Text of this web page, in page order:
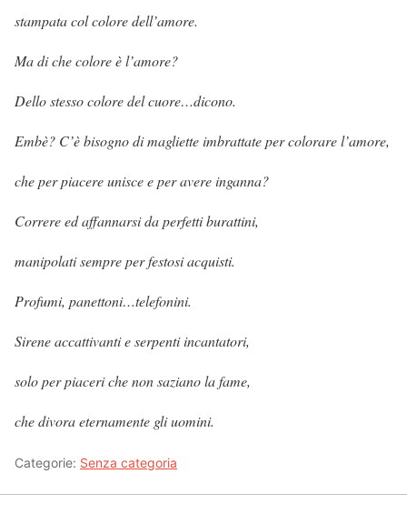
stampata col colore dell’amore.
Ma di che colore è l’amore?
Dello stesso colore del cuore…dicono.
Embè? C’è bisogno di magliette imbrattate per colorare l’amore,
che per piacere unisce e per avere inganna?
Correre ed affannarsi da perfetti burattini,
manipolati sempre per festosi acquisti.
Profumi, panettoni…telefonini.
Sirene accattivanti e serpenti incantatori,
solo per piaceri che non saziano la fame,
che divora eternamente gli uomini.
Categorie: Senza categoria